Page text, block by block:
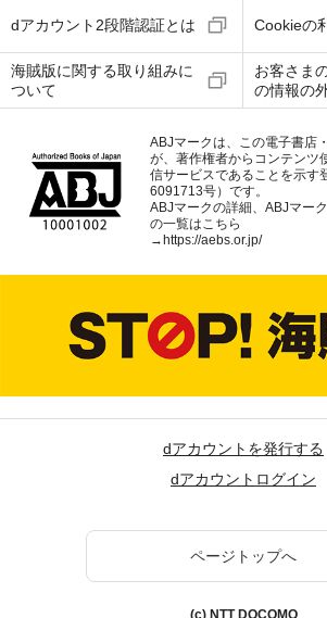
dアカウント2段階認証とは Cookieの
海賊版に関する取り組みに
ついて
お客さま
の情報の
ABJマークは、この電子書店
が、著作権者からコンテンツ
信サービスであることを示す
6091713号）です。
ABJマークの詳細、ABJマー
の一覧はこちら
→ https://aebs.or.jp/
dアカウントを発行する
dアカウントログイン
ページトップへ
(c) NTT DOCOMO